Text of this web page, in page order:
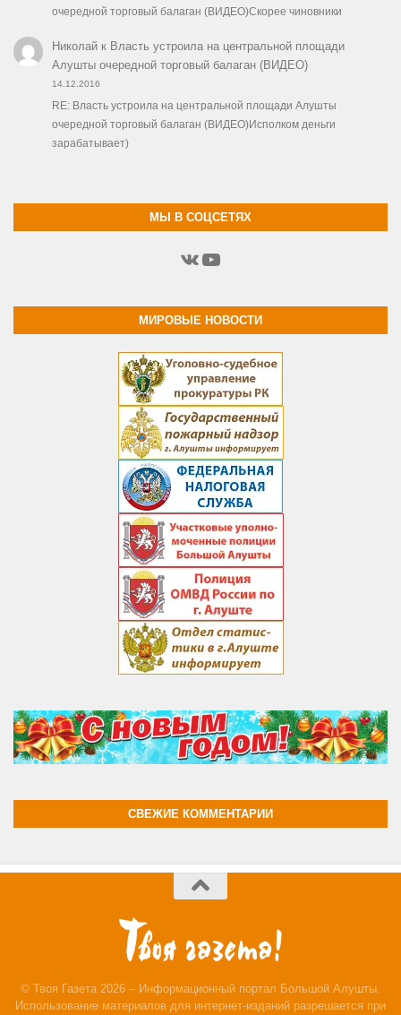
очередной торговый балаган (ВИДЕО)Скорее чиновники
Николайк Власть устроила на центральной площади
Алушты очередной торговый балаган (ВИДЕО)
14.12.2016
RE: Власть устроила на центральной площади Алушты
очередной торговый балаган (ВИДЕО)Исполком деньги
зарабатывает)
МЫ В СОЦСЕТЯХ
ВКонтакте
YouTube
МИРОВЫЕ НОВОСТИ
СВЕЖИЕ КОММЕНТАРИИ
© Твоя Газета 2026 – Информационный портал Большой Алушты.
Использование материалов для интернет-изданий разрешается при